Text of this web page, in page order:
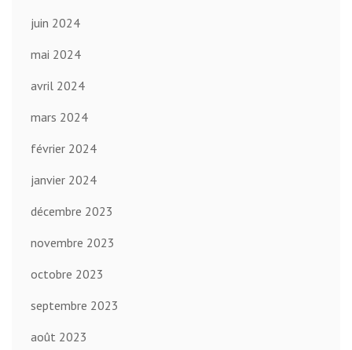
juin 2024
mai 2024
avril 2024
mars 2024
février 2024
janvier 2024
décembre 2023
novembre 2023
octobre 2023
septembre 2023
août 2023